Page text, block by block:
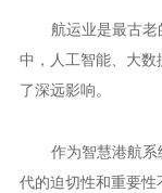
航运业是最古
中，人工智能、大
了深远影响。
作为智慧港航
代的迫切性和重要性